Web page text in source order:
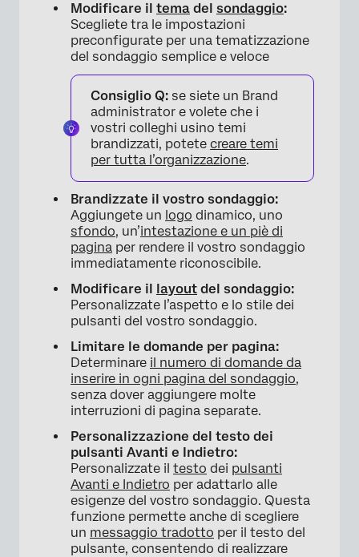
Modificare il tema del sondaggio:
Scegliete tra le impostazioni
preconfigurate per una tematizzazione
del sondaggio semplice e veloce
Consiglio Q: se siete un Brand
administrator e volete che i
vostri colleghi usino temi
brandizzati, potete creare temi
per tutta l’organizzazione.
Brandizzate il vostro sondaggio:
Aggiungete un logo dinamico, uno
sfondo, un’intestazione e un piè di
pagina per rendere il vostro sondaggio
immediatamente riconoscibile.
Modificare il layout del sondaggio:
Personalizzate l’aspetto e lo stile dei
pulsanti del vostro sondaggio.
Limitare le domande per pagina:
Determinare il numero di domande da
inserire in ogni pagina del sondaggio,
senza dover aggiungere molte
interruzioni di pagina separate.
Personalizzazione del testo dei
pulsanti Avanti e Indietro:
Personalizzate il testo dei pulsanti
Avanti e Indietro per adattarlo alle
esigenze del vostro sondaggio. Questa
funzione permette anche di scegliere
un messaggio tradotto per il testo del
pulsante, consentendo di realizzare